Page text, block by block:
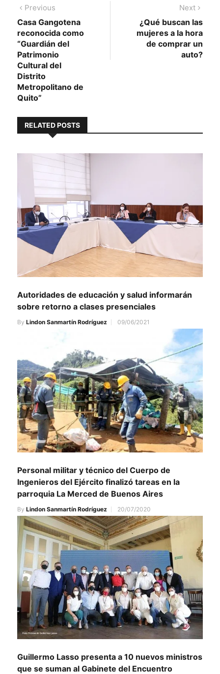
Navegación
de
entradas
Previous
post:
Casa Gangotena
reconocida como
“Guardián del
Patrimonio
Cultural del
Distrito
Metropolitano de
Quito”
Next
post:
¿Qué buscan las
mujeres a la hora
de comprar un
auto?
RELATED POSTS
Autoridades de educación y salud informarán
sobre retorno a clases presenciales
By Lindon Sanmartín Rodríguez 09/06/2021
Personal militar y técnico del Cuerpo de
Ingenieros del Ejército finalizó tareas en la
parroquia La Merced de Buenos Aires
By Lindon Sanmartín Rodríguez 20/07/2020
Guillermo Lasso presenta a 10 nuevos ministros
que se suman al Gabinete del Encuentro